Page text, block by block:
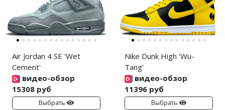
Air Jordan 4 SE 'Wet
Cement'
видео-обзор
15308 руб
Выбрать
Nike Dunk High 'Wu-
Tang'
видео-обзор
11396 руб
Выбрать